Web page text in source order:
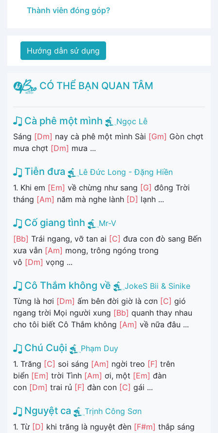
Thành viên đóng góp?
Hướng dẫn sử dụng
CÓ THỂ BẠN QUAN TÂM
Cà phê một mình
Ngọc Lễ
Sáng [Dm] nay cà phê một mình Sài [Gm] Gòn chợt
mưa chợt [Dm] mưa ...
Tiễn đưa
Lê Đức Long - Đặng Hiền
1. Khi em [Em] về chừng như sang [G] đông Trời
tháng [Am] năm mà nghe lành [D] lạnh ...
Cố giang tình
Mr-V
[Bb] Trái ngang, vỡ tan ai [C] đưa con đò sang Bến
xưa vẫn [Am] mong, trông ngóng trong
vô [Dm] vọng ...
Cô Thắm không về
JokeS Bii & Sinike
Từng là hơi [Dm] ấm bên đời giờ là cơn [C] gió
ngang trời Mọi người xung [Bb] quanh thay nhau
cho tôi biết Cô Thắm không [Am] về nữa đâu ...
Chú Cuội
Phạm Duy
1. Trăng [C] soi sáng [Am] ngời treo [F] trên
biển [Em] trời Tình [Am] ơi, một [Em] đàn
con [Dm] trai rủ [F] đàn con [C] gái ...
Nguyệt ca
Trịnh Công Sơn
1. Từ [D] khi trăng là nguyệt đèn [F#m] thắp sáng